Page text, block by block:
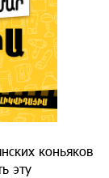
коньяков
эту